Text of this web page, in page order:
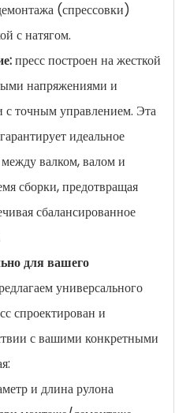
(спрессовки)
с натягом.
пресс построен на жесткой
напряжениями и
точным управлением. Эта
идеальное
валком, валом и
сборки, предотвращая
сбалансированное
для вашего
универсального
спроектирован и
с вашими конкретными
и длина рулона